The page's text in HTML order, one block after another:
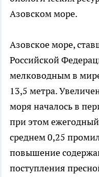
Азовском море.
Азовское море,
Российской
мелководным в
13,5 метра.
моря началось в
при этом ежегодный
среднем 0,25
повышение
поступления